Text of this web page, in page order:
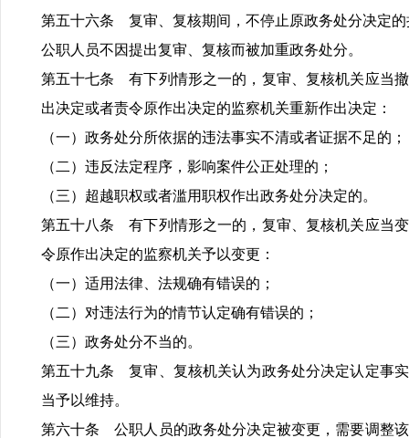
第五十六条 复审、复核期间，不停止原政务处分决定的
公职人员不因提出复审、复核而被加重政务处分。
第五十七条 有下列情形之一的，复审、复核机关应当
出决定或者责令原作出决定的监察机关重新作出决定：
（一）政务处分所依据的违法事实不清或者证据不足的；
（二）违反法定程序，影响案件公正处理的；
（三）超越职权或者滥用职权作出政务处分决定的。
第五十八条 有下列情形之一的，复审、复核机关应当
令原作出决定的监察机关予以变更：
（一）适用法律、法规确有错误的；
（二）对违法行为的情节认定确有错误的；
（三）政务处分不当的。
第五十九条 复审、复核机关认为政务处分决定认定事
当予以维持。
第六十条 公职人员的政务处分决定被变更，需要调整